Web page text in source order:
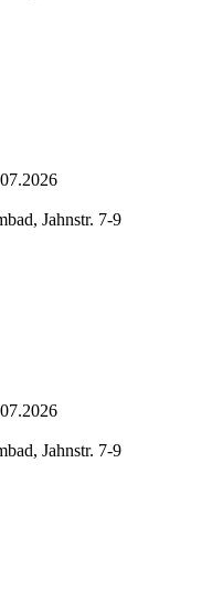
Jahnstr. 7-9
Jahnstr. 7-9